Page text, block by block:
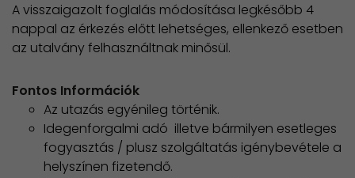
A visszaigazolt foglalás módosítása legkésőbb 4
nappal az érkezés előtt lehetséges, ellenkező esetben
az utalvány felhasználtnak minősül​.
Fontos Információk
Az utazás egyénileg történik.
Idegenforgalmi adó illetve bármilyen esetleges
fogyasztás / plusz szolgáltatás igénybevétele a
helyszínen fizetendő.